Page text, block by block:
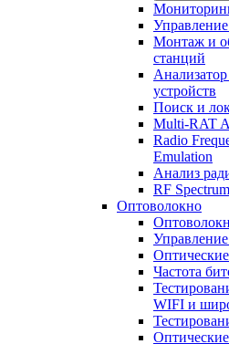
Монтаж и
станций
устройств
Поиск и
Multi-RAT
Radio
Emulation
Анализ
RF
Оптоволокно
Частота
WIFI и